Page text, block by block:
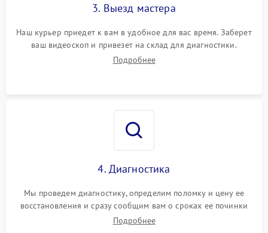
3. Выезд мастера
Наш курьер приедет к вам в удобное для вас время. Заберет
ваш видеоскоп и привезет на склад для диагностики.
Подробнее
4. Диагностика
Мы проведем диагностику, определим поломку и цену ее
восстановления и сразу сообщим вам о сроках ее починки
Подробнее